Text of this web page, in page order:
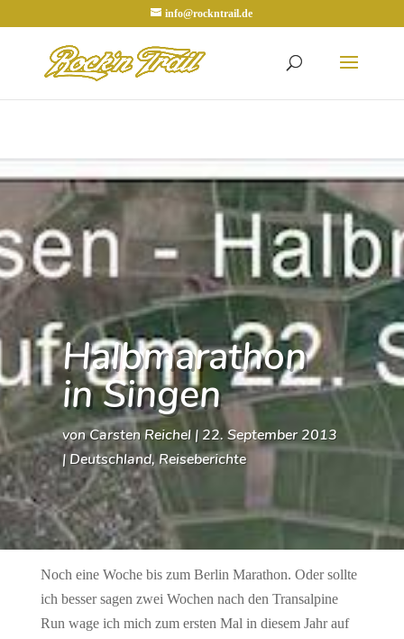
info@rockntrail.de
Halbmarathon
in Singen
vonCarsten Reichel| 22. September 2013
|Deutschland,Reiseberichte
Noch eine Woche bis zum Berlin Marathon. Oder sollte
ich besser sagen zwei Wochen nach den Transalpine
Run wage ich mich zum ersten Mal in diesem Jahr auf